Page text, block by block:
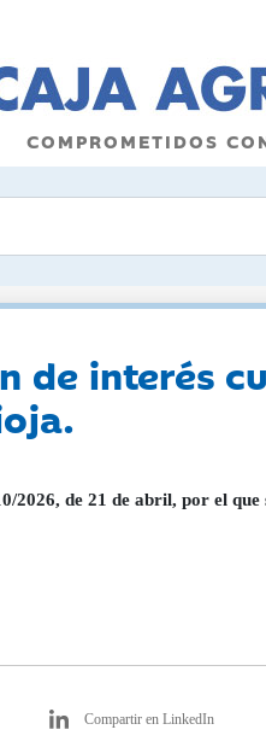
COMPROMETIDOS
de interés
2026, de 21 de abril, por el
Compartir en LinkedIn